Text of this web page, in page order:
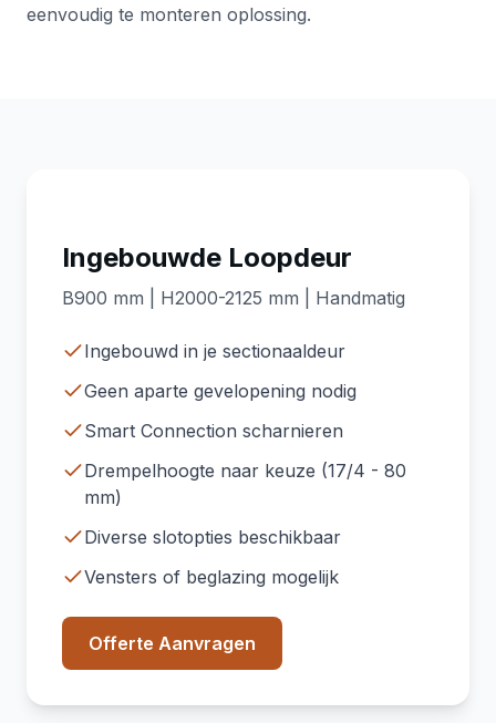
eenvoudig te monteren oplossing.
Ingebouwde Loopdeur
B900 mm | H2000-2125 mm | Handmatig
Ingebouwd in je sectionaaldeur
Geen aparte gevelopening nodig
Smart Connection scharnieren
Drempelhoogte naar keuze (17/4 - 80
mm)
Diverse slotopties beschikbaar
Vensters of beglazing mogelijk
Offerte Aanvragen